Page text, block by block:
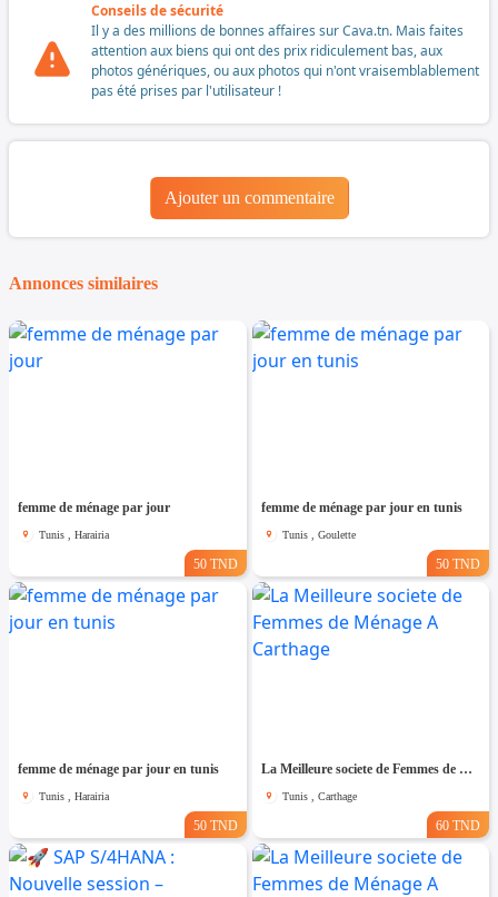
Conseils de sécurité
Il y a des millions de bonnes affaires sur Cava.tn. Mais faites
attention aux biens qui ont des prix ridiculement bas, aux
photos génériques, ou aux photos qui n'ont vraisemblablement
pas été prises par l'utilisateur !
Ajouter un commentaire
Annonces similaires
femme de ménage par jour
Tunis , Harairia
50 TND
femme de ménage par jour en tunis
Tunis , Goulette
50 TND
femme de ménage par jour en tunis
Tunis , Harairia
50 TND
La Meilleure societe de Femmes de Ménage A Carthage
Tunis , Carthage
60 TND